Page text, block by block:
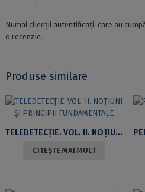
Numai clienții autentificați, care au
o recenzie.
Produse similare
TELEDETECȚIE. VOL. II. NOȚIUNI ȘI PRINCIPII FUNDAMENTALE
CITEȘTE MAI MULT